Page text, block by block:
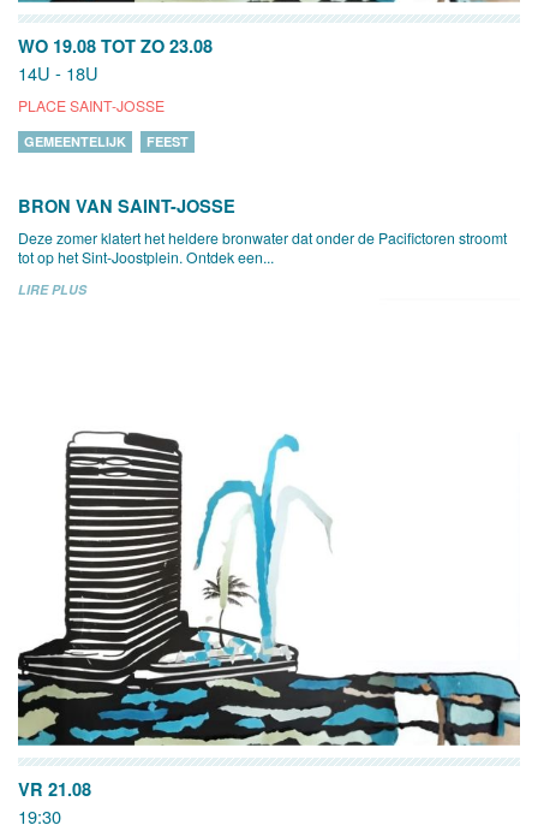
WO 19.08 TOT ZO 23.08
14U - 18U
PLACE SAINT-JOSSE
GEMEENTELIJK FEEST
BRON VAN SAINT-JOSSE
Deze zomer klatert het heldere bronwater dat onder de Pacifictoren stroomt
tot op het Sint-Joostplein. Ontdek een...
LIRE PLUS
VR 21.08
19:30